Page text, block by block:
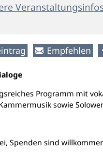
Empfehlen
Programm mit
sowie
Spenden sind